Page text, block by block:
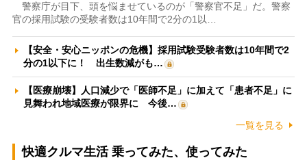
警察庁が目下、頭を悩ませているのが「警察官不足」だ。警察
官の採用試験の受験者数は10年間で2分の1以…
【安全・安心ニッポンの危機】採用試験受験者数は10年間で2
分の1以下に！ 出生数減がも…
【医療崩壊】人口減少で「医師不足」に加えて「患者不足」に
見舞われ地域医療が限界に 今後…
一覧を見る
快適クルマ生活 乗ってみた、使ってみた